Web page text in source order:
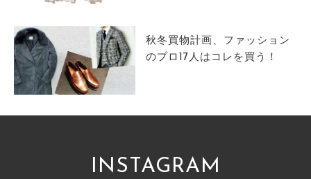
秋冬買物計画、ファッション
のプロ17人はコレを買う！
INSTAGRAM